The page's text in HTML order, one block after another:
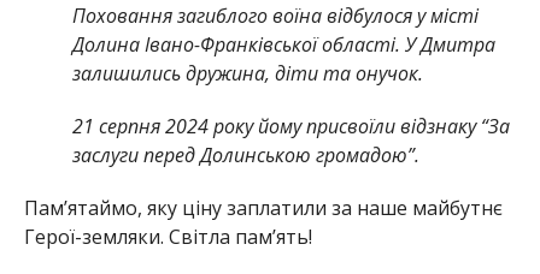
Поховання загиблого воїна відбулося у місті
Долина Івано-Франківської області. У Дмитра
залишились дружина, діти та онучок.
21 серпня 2024 року йому присвоїли відзнаку “За
заслуги перед Долинською громадою”.
Памʼятаймо, яку ціну заплатили за наше майбутнє
Герої-земляки. Світла пам’ять!